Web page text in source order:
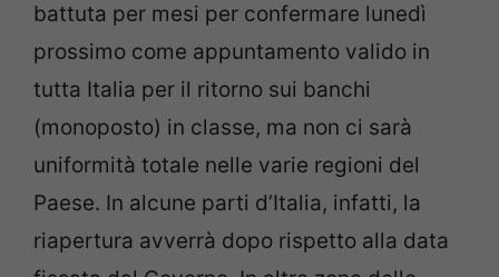
battuta per mesi per confermare lunedì
prossimo come appuntamento valido in
tutta Italia per il ritorno sui banchi
(monoposto) in classe, ma non ci sarà
uniformità totale nelle varie regioni del
Paese. In alcune parti d’Italia, infatti, la
riapertura avverrà dopo rispetto alla data